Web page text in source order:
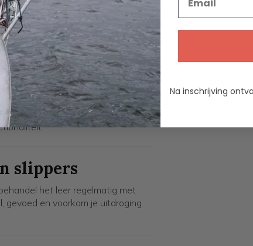
slippers
in stringstijl
en duurzaamheid
op natte oppervlakken
gebruik op vakantie of thuis
detail
slippers
het leer regelmatig met
gevoed en voorkom je uitdroging
Na inschrijving